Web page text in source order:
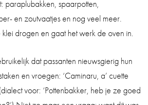
paraplubakken, spaarpotten,
en zoutvaatjes en nog veel meer.
drogen en gaat het werk de oven in.
dat passanten nieuwsgierig hun
en vroegen: ‘Caminaru, a’ cuette
voor: ‘Pottenbakker, heb je ze goed